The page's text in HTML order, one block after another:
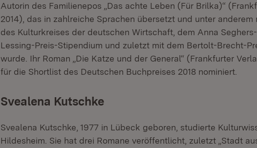
Autorin des Familienepos „Das achte Leben (Für Brilka)“
2014), das in zahlreiche Sprachen übersetzt und unter
des Kulturkreises der deutschen Wirtschaft, dem Anna
Lessing-Preis-Stipendium und zuletzt mit dem Bertolt-Brecht-
wurde. Ihr Roman „Die Katze und der General“ (Frankfurter
für die Shortlist des Deutschen Buchpreises 2018 nominiert.
Svealena Kutschke
Svealena Kutschke, 1977 in Lübeck geboren, studierte
Hildesheim. Sie hat drei Romane veröffentlicht, zuletzt „Stadt